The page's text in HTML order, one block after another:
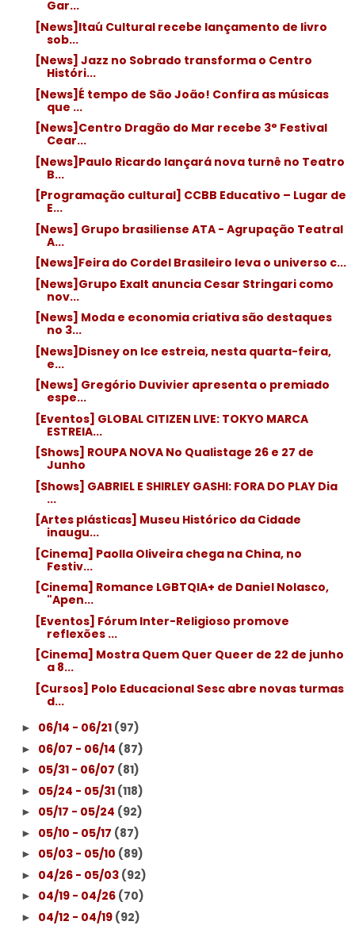
Gar...
[News]Itaú Cultural recebe lançamento de livro
sob...
[News] Jazz no Sobrado transforma o Centro
Históri...
[News]É tempo de São João! Confira as músicas
que ...
[News]Centro Dragão do Mar recebe 3° Festival
Cear...
[News]Paulo Ricardo lançará nova turnê no Teatro
B...
[Programação cultural] CCBB Educativo – Lugar de
E...
[News] Grupo brasiliense ATA - Agrupação Teatral
A...
[News]Feira do Cordel Brasileiro leva o universo c...
[News]Grupo Exalt anuncia Cesar Stringari como
nov...
[News] Moda e economia criativa são destaques
no 3...
[News]Disney on Ice estreia, nesta quarta-feira,
e...
[News] Gregório Duvivier apresenta o premiado
espe...
[Eventos] GLOBAL CITIZEN LIVE: TOKYO MARCA
ESTREIA...
[Shows] ROUPA NOVA No Qualistage 26 e 27 de
Junho
[Shows] GABRIEL E SHIRLEY GASHI: FORA DO PLAY Dia
...
[Artes plásticas] Museu Histórico da Cidade
inaugu...
[Cinema] Paolla Oliveira chega na China, no
Festiv...
[Cinema] Romance LGBTQIA+ de Daniel Nolasco,
"Apen...
[Eventos] Fórum Inter-Religioso promove
reflexões ...
[Cinema] Mostra Quem Quer Queer de 22 de junho
a 8...
[Cursos] Polo Educacional Sesc abre novas turmas
d...
► 06/14 - 06/21 (97)
► 06/07 - 06/14 (87)
► 05/31 - 06/07 (81)
► 05/24 - 05/31 (118)
► 05/17 - 05/24 (92)
► 05/10 - 05/17 (87)
► 05/03 - 05/10 (89)
► 04/26 - 05/03 (92)
► 04/19 - 04/26 (70)
► 04/12 - 04/19 (92)